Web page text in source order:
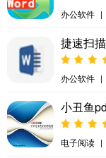
办公软件 |
捷速扫
办公软件 |
小丑鱼
电子阅读 |